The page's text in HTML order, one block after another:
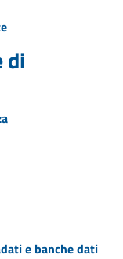
di
e banche dati